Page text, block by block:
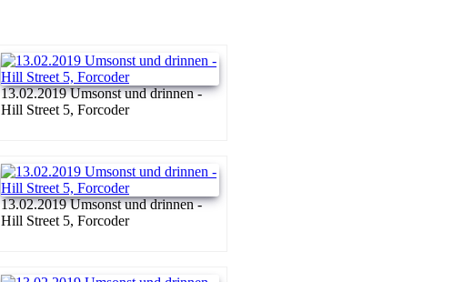
13.02.2019 Umsonst und drinnen -
Hill Street 5, Forcoder
13.02.2019 Umsonst und drinnen -
Hill Street 5, Forcoder